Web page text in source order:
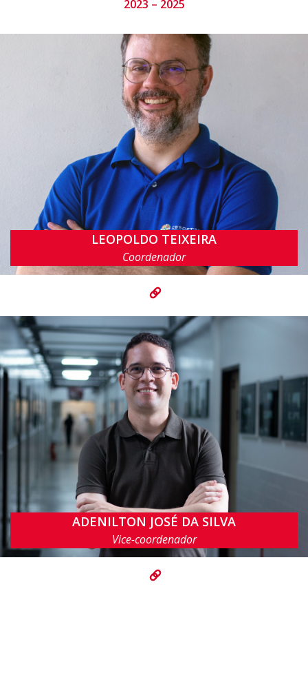
2023 – 2025
LEOPOLDO TEIXEIRA
Coordenador
lmt@cin.ufpe.br
ADENILTON JOSÉ DA SILVA
Vice-coordenador
ajsilva@cin.ufpe.br